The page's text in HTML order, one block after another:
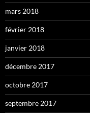
mars 2018
février 2018
janvier 2018
décembre 2017
octobre 2017
septembre 2017